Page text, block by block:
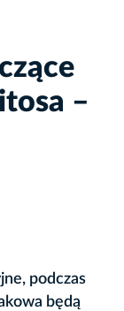
–
podczas
będą